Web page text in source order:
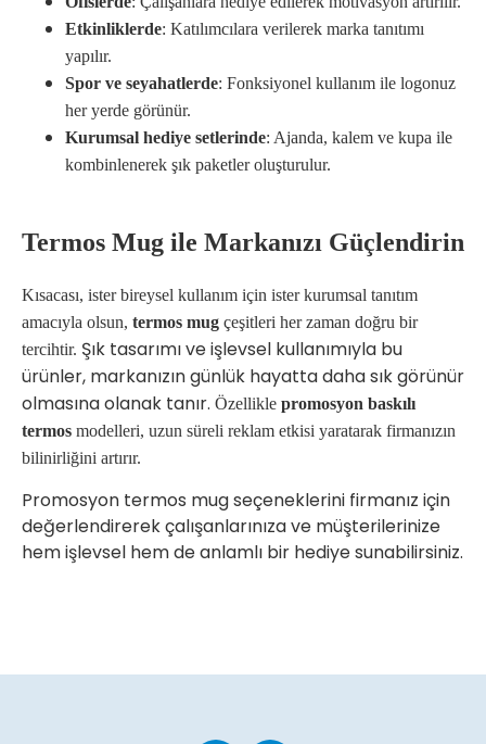
Etkinliklerde: Katılımcılara verilerek marka tanıtımı
yapılır.
Spor ve seyahatlerde: Fonksiyonel kullanım ile logonuz
her yerde görünür.
Kurumsal hediye setlerinde: Ajanda, kalem ve kupa ile
kombinlenerek şık paketler oluşturulur.
Termos Mug ile Markanızı Güçlendirin
Kısacası, ister bireysel kullanım için ister kurumsal tanıtım
amacıyla olsun, termos mug çeşitleri her zaman doğru bir
tercihtir. Şık tasarımı ve işlevsel kullanımıyla bu
ürünler, markanızın günlük hayatta daha sık görünür
olmasına olanak tanır. Özellikle promosyon baskılı
termos modelleri, uzun süreli reklam etkisi yaratarak firmanızın
bilinirliğini artırır.
Promosyon termos mug seçeneklerini firmanız için
değerlendirerek çalışanlarınıza ve müşterilerinize
hem işlevsel hem de anlamlı bir hediye sunabilirsiniz.